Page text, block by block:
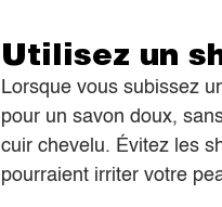
Utilisez un
Lorsque vous subissez
pour un savon doux,
cuir chevelu. Évitez les
pourraient irriter votre